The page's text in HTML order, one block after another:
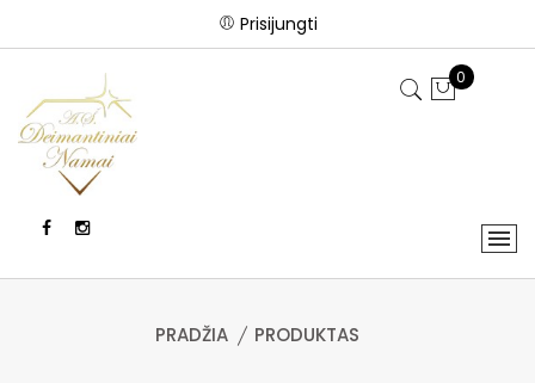
Prisijungti
0
PRADŽIA PRODUKTAS